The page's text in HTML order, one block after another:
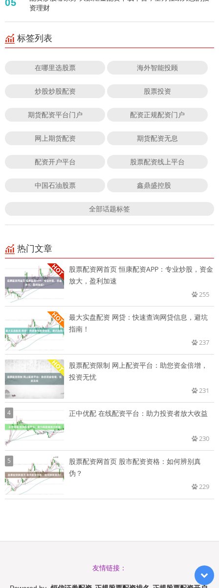
05
资理财
标签列表
在哪里选股票 海外智能投顾
炒股炒股配资 股票投资
期货配资平台门户 配资正规配资门户
网上期货配资 期货配资无息
配资开户平台 股票配资线上平台
中国石油股票 鑫鼎盛控股
全部话题标签
热门文章
股票配资网首页 恒康配资APP：专业炒股，资金
放大，盈利加速
255
最大实盘配资 网贷：快速查询网贷信息，避坑
指南！
237
股票配资限制 网上配资平台：助您资金倍增，
投资无忧
231
4 正中优配 在线配资平台：助力投资者放大收益
230
5
股票配资网首页 股市配资资格：如何辨别真
伪？
229
友情链接：